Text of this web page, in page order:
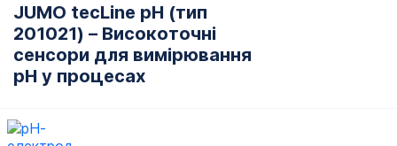
JUMO tecLine pH (тип
201021) – Високоточні
сенсори для вимірювання
pH у процесах